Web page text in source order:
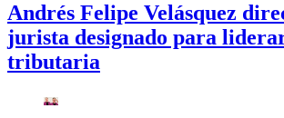
Andrés Felipe Velásquez
jurista designado para
tributaria